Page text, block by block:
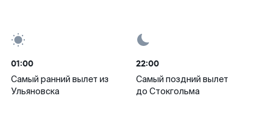
01:00
Самый ранний вылет из
Ульяновска
22:00
Самый поздний вылет
до Стокгольма